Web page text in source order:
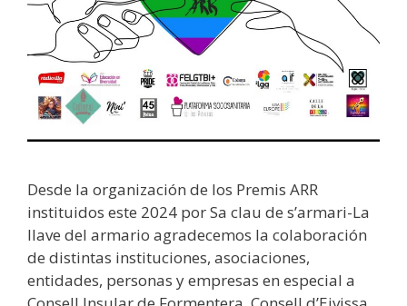
Desde la organización de los Premis ARR
instituidos este 2024 por Sa clau de s’armari-La
llave del armario agradecemos la colaboración
de distintas instituciones, asociaciones,
entidades, personas y empresas en especial a